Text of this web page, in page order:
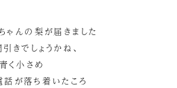
ゃんの梨が届きました
きでしょうかね、
青く小さめ
が落ち着いたころ